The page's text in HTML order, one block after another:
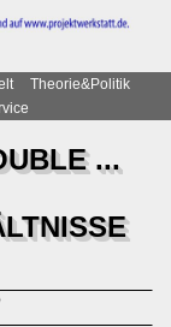
Theorie&Politik
...